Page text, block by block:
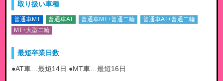
取り扱い車種
普通車MT 普通車AT 普通車MT+普通二輪
普通車AT+普通二輪
MT+大型二輪
最短卒業日数
●AT車…最短14日 ●MT車…最短16日